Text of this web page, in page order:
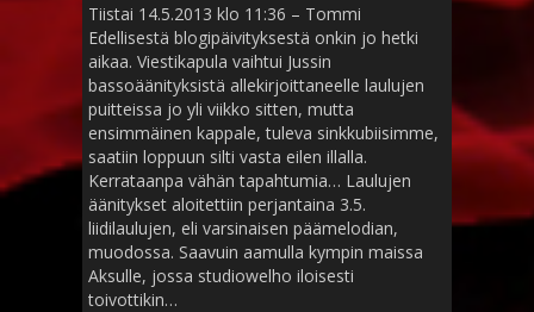
Tiistai 14.5.2013 klo 11:36 – Tommi
Edellisestä blogipäivityksestä onkin jo hetki
aikaa. Viestikapula vaihtui Jussin
bassoäänityksistä allekirjoittaneelle laulujen
puitteissa jo yli viikko sitten, mutta
ensimmäinen kappale, tuleva sinkkubiisimme,
saatiin loppuun silti vasta eilen illalla.
Kerrataanpa vähän tapahtumia… Laulujen
äänitykset aloitettiin perjantaina 3.5.
liidilaulujen, eli varsinaisen päämelodian,
muodossa. Saavuin aamulla kympin maissa
Aksulle, jossa studiowelho iloisesti
toivottikin…